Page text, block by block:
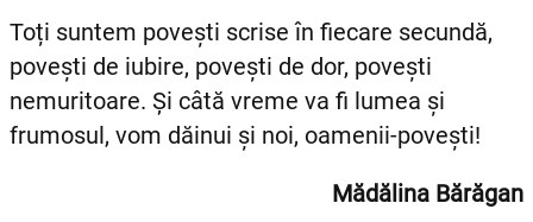
Toți suntem povești scrise în fiecare secundă,
povești de iubire, povești de dor, povești
nemuritoare. Și câtă vreme va fi lumea și
frumosul, vom dăinui și noi, oamenii-povești!
Mădălina Bărăgan